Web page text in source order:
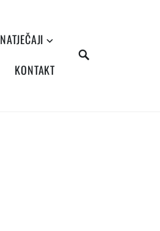
NATJEČAJI
KONTAKT